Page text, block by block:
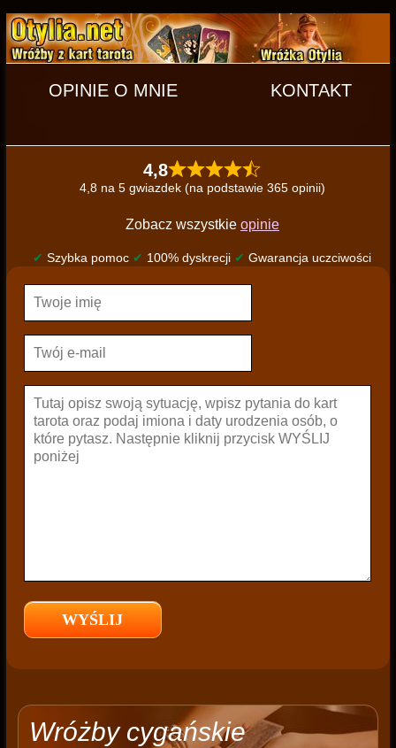
OPINIE O MNIE KONTAKT
4,8
4,8 na 5 gwiazdek (na podstawie 365 opinii)
Zobacz wszystkie opinie
✔ Szybka pomoc ✔ 100% dyskrecji ✔ Gwarancja uczciwości
Wróżby cygańskie